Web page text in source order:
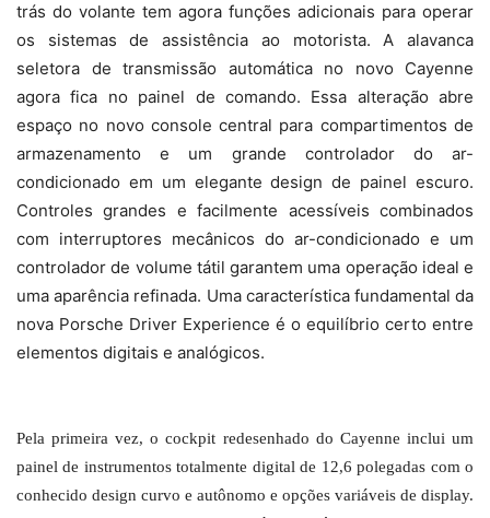
trás do volante tem agora funções adicionais para operar
os sistemas de assistência ao motorista. A alavanca
seletora de transmissão automática no novo Cayenne
agora fica no painel de comando. Essa alteração abre
espaço no novo console central para compartimentos de
armazenamento e um grande controlador do ar-
condicionado em um elegante design de painel escuro.
Controles grandes e facilmente acessíveis combinados
com interruptores mecânicos do ar-condicionado e um
controlador de volume tátil garantem uma operação ideal e
uma aparência refinada. Uma característica fundamental da
nova Porsche Driver Experience é o equilíbrio certo entre
elementos digitais e analógicos.
Pela primeira vez, o cockpit redesenhado do Cayenne inclui um
painel de instrumentos totalmente digital de 12,6 polegadas com o
conhecido design curvo e autônomo e opções variáveis de display.